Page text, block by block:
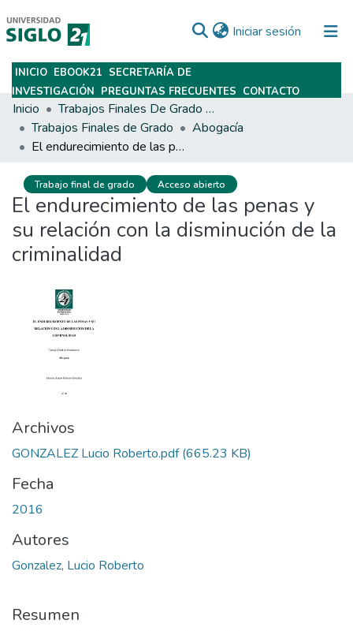
Iniciar sesión (current)
Subir
INICIO EBOOK21 SECRETARÍA DE
INVESTIGACIÓN PREGUNTAS FRECUENTES CONTACTO
Inicio
Trabajos Finales De Grado Y Posgrado
Trabajos Finales de Grado
Abogacía
El endurecimiento de las penas y su relación con la disminución de la criminalidad
Trabajo final de grado Acceso abierto
El endurecimiento de las penas y
su relación con la disminución de la
criminalidad
Archivos
GONZALEZ Lucio Roberto.pdf(665.23 KB)
Fecha
2016
Autores
Gonzalez, Lucio Roberto
Resumen